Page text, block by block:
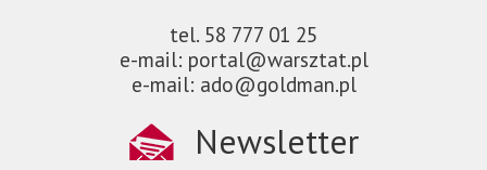
tel. 58 777 01 25
e-mail: portal@warsztat.pl
e-mail: ado@goldman.pl
Newsletter